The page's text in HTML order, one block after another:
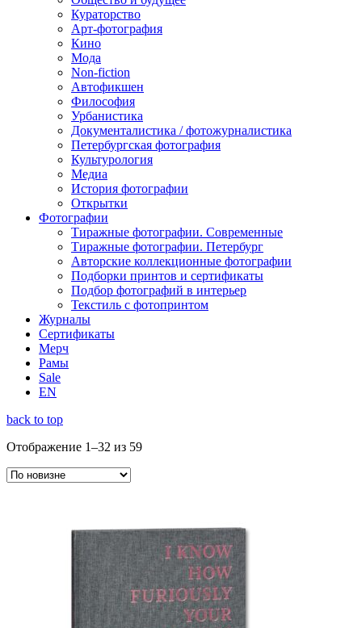
Кураторство
Арт-фотография
Кино
Мода
Non-fiction
Автофикшен
Философия
Урбанистика
Документалистика / фотожурналистика
Петербургская фотография
Культурология
Медиа
История фотографии
Открытки
Фотографии
Тиражные фотографии. Современные
Тиражные фотографии. Петербург
Авторские коллекционные фотографии
Подборки принтов и сертификаты
Подбор фотографий в интерьер
Текстиль с фотопринтом
Журналы
Сертификаты
Мерч
Рамы
Sale
EN
back to top
Отображение 1–32 из 59Сортировка: